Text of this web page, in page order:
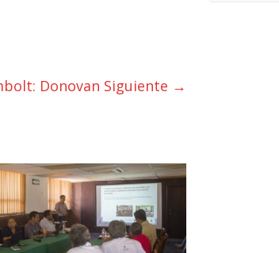
Donovan Siguiente →